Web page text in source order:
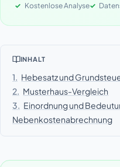
Kostenlose Analyse
INHALT
1.
Hebesatz und
2.
Musterhaus-Vergleich
3.
Einordnung und
Nebenkostenabrechnung